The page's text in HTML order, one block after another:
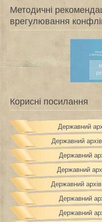
Методичні
врегулювання
Корисні посилання
Державний
Державний
Державний
Державний
Державний архів
Державний
Державний